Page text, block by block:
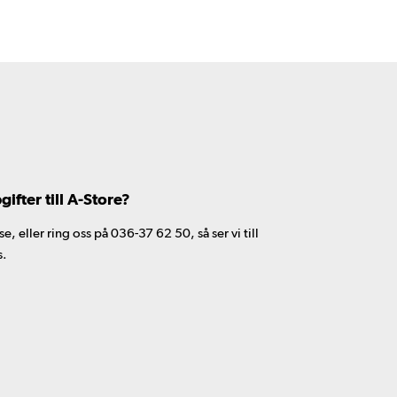
till A-Store?
eller ring oss på 036-37 62 50, så ser vi till